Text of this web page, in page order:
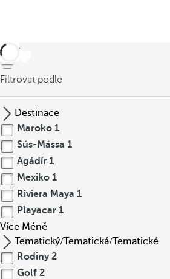
Zpět
Filtrovat podle
Destinace
Maroko 1
Sús-Mássa 1
Agádír 1
Mexiko 1
Riviera Maya 1
Playacar 1
Více Méně
Tematický/Tematická/Tematické
Rodiny 2
Golf 2